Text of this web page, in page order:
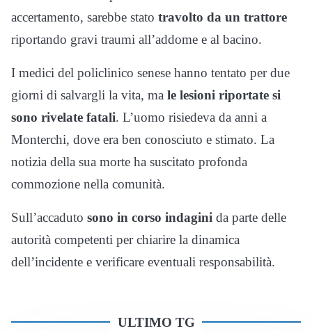
accertamento, sarebbe stato travolto da un trattore
riportando gravi traumi all’addome e al bacino.
I medici del policlinico senese hanno tentato per due
giorni di salvargli la vita, ma le lesioni riportate si
sono rivelate fatali. L’uomo risiedeva da anni a
Monterchi, dove era ben conosciuto e stimato. La
notizia della sua morte ha suscitato profonda
commozione nella comunità.
Sull’accaduto sono in corso indagini da parte delle
autorità competenti per chiarire la dinamica
dell’incidente e verificare eventuali responsabilità.
ULTIMO TG